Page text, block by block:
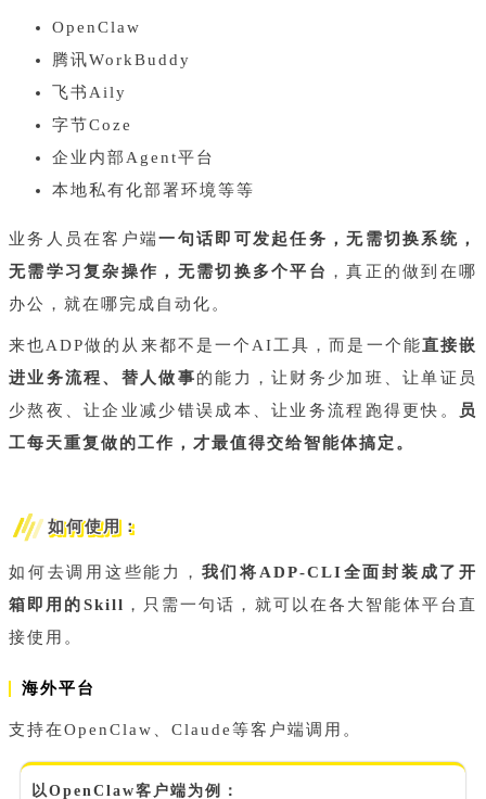
OpenClaw
腾讯WorkBuddy
飞书Aily
字节Coze
企业内部Agent平台
本地私有化部署环境等等
业务人员在客户端一句话即可发起任务，无需切换系统，
无需学习复杂操作，无需切换多个平台 ，真正的做到在哪
办公，就在哪完成自动化。
来也ADP做的从来都不是一个AI工具，而是一个能直接嵌
进业务流程、替人做事的能力，让财务少加班、让单证员
少熬夜、让企业减少错误成本、让业务流程跑得更快。
员
工每天重复做的工作，才最值得交给智能体搞定。
如何使用：
如何去调用这些能力， 我们将ADP-CLI全面封装成了开
箱即用的Skill ，只需一句话，就可以在各大 智能体平台直
接使用。
海外平台
支持在OpenClaw、Claude等客户端调用。
以OpenClaw客户端为例：